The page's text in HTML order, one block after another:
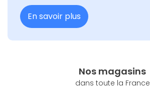
En savoir plus
Nos magasins
dans toute la France